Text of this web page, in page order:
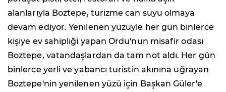
alanlarıyla Boztepe, turizme can suyu olmaya
devam ediyor. Yenilenen yüzüyle her gün binlerce
kişiye ev sahipliği yapan Ordu'nun misafir odası
Boztepe, vatandaşlardan da tam not aldı. Her gün
binlerce yerli ve yabancı turistin akınına uğrayan
Boztepe'nin yenilenen yüzü için Başkan Güler'e